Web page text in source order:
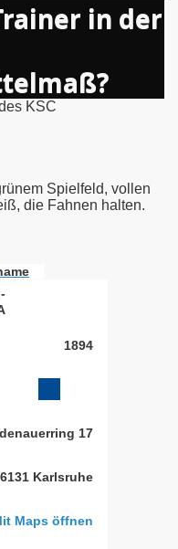
in der
1894
17
Karlsruhe
Maps öffnen